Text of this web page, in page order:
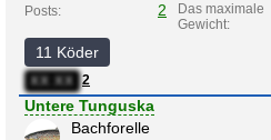
Posts: 2
Das maximale
Gewicht:
11 Köder
XX:XX 2
Untere Tunguska
Bachforelle